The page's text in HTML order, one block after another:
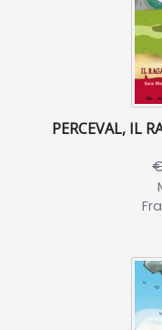
PERCEVAL, IL